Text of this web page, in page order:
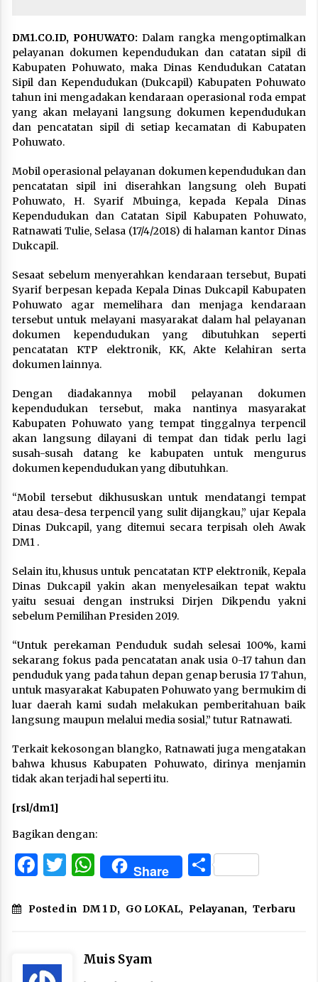
DM1.CO.ID, POHUWATO: Dalam rangka mengoptimalkan
pelayanan dokumen kependudukan dan catatan sipil di
Kabupaten Pohuwato, maka Dinas Kendudukan Catatan
Sipil dan Kependudukan (Dukcapil) Kabupaten Pohuwato
tahun ini mengadakan kendaraan operasional roda empat
yang akan melayani langsung dokumen kependudukan
dan pencatatan sipil di setiap kecamatan di Kabupaten
Pohuwato.
Mobil operasional pelayanan dokumen kependudukan dan
pencatatan sipil ini diserahkan langsung oleh Bupati
Pohuwato, H. Syarif Mbuinga, kepada Kepala Dinas
Kependudukan dan Catatan Sipil Kabupaten Pohuwato,
Ratnawati Tulie, Selasa (17/4/2018) di halaman kantor Dinas
Dukcapil.
Sesaat sebelum menyerahkan kendaraan tersebut, Bupati
Syarif berpesan kepada Kepala Dinas Dukcapil Kabupaten
Pohuwato agar memelihara dan menjaga kendaraan
tersebut untuk melayani masyarakat dalam hal pelayanan
dokumen kependudukan yang dibutuhkan seperti
pencatatan KTP elektronik, KK, Akte Kelahiran serta
dokumen lainnya.
Dengan diadakannya mobil pelayanan dokumen
kependudukan tersebut, maka nantinya masyarakat
Kabupaten Pohuwato yang tempat tinggalnya terpencil
akan langsung dilayani di tempat dan tidak perlu lagi
susah-susah datang ke kabupaten untuk mengurus
dokumen kependudukan yang dibutuhkan.
“Mobil tersebut dikhususkan untuk mendatangi tempat
atau desa-desa terpencil yang sulit dijangkau,” ujar Kepala
Dinas Dukcapil, yang ditemui secara terpisah oleh Awak
DM1 .
Selain itu, khusus untuk pencatatan KTP elektronik, Kepala
Dinas Dukcapil yakin akan menyelesaikan tepat waktu
yaitu sesuai dengan instruksi Dirjen Dikpendu yakni
sebelum Pemilihan Presiden 2019.
“Untuk perekaman Penduduk sudah selesai 100%, kami
sekarang fokus pada pencatatan anak usia 0-17 tahun dan
penduduk yang pada tahun depan genap berusia 17 Tahun,
untuk masyarakat Kabupaten Pohuwato yang bermukim di
luar daerah kami sudah melakukan pemberitahuan baik
langsung maupun melalui media sosial,” tutur Ratnawati.
Terkait kekosongan blangko, Ratnawati juga mengatakan
bahwa khusus Kabupaten Pohuwato, dirinya menjamin
tidak akan terjadi hal seperti itu.
[rsl/dm1]
Bagikan dengan:
Facebook
Twitter
WhatsApp
Share Share
Posted in DM 1 D, GO LOKAL, Pelayanan, Terbaru
Muis Syam